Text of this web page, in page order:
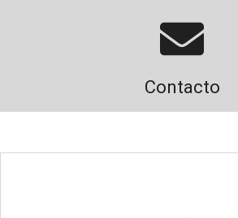
Contacto